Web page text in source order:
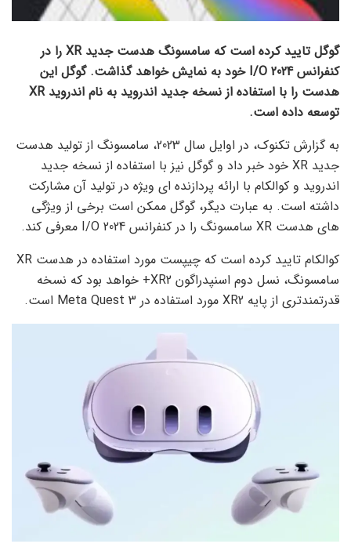
گوگل تایید کرده است که سامسونگ هدست جدید XR را در
کنفرانس I/O 2024 خود به نمایش خواهد گذاشت. گوگل این
هدست را با استفاده از نسخه جدید اندروید به نام اندروید XR
توسعه داده است.
به گزارش تکنوک، در اوایل سال 2023، سامسونگ از تولید هدست
جدید XR خود خبر داد و گوگل نیز با استفاده از نسخه جدید
اندروید و کوالکام با ارائه پردازنده ای ویژه در تولید آن مشارکت
داشته است. به عبارت دیگر، گوگل ممکن است برخی از ویژگی
های هدست XR سامسونگ را در کنفرانس I/O 2024 معرفی کند.
کوالکام تایید کرده است که چیپست مورد استفاده در هدست XR
سامسونگ، نسل دوم اسنپدراگون XR2+ خواهد بود که نسخه
قدرتمندتری از پایه XR2 مورد استفاده در Meta Quest 3 است.